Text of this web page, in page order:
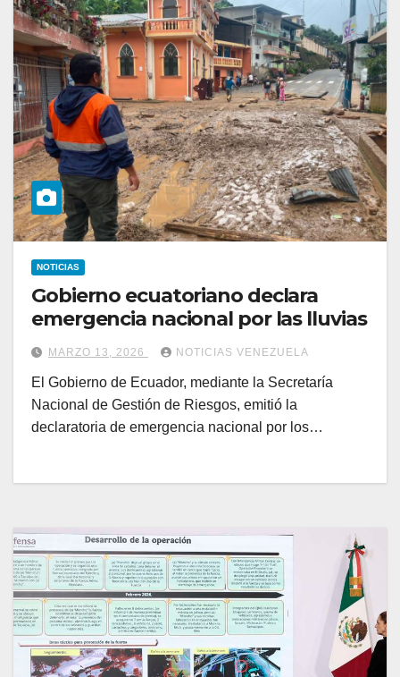
NOTICIAS
Gobierno ecuatoriano declara
emergencia nacional por las lluvias
MARZO 13, 2026 NOTICIAS VENEZUELA
El Gobierno de Ecuador, mediante la Secretaría
Nacional de Gestión de Riesgos, emitió la
declaratoria de emergencia nacional por los…